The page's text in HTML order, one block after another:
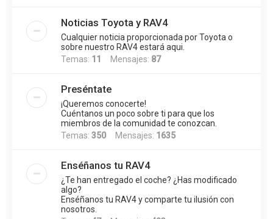
Noticias Toyota y RAV4
Cualquier noticia proporcionada por Toyota o
sobre nuestro RAV4 estará aqui.
Temas: 11 Mensajes: 87
Preséntate
¡Queremos conocerte!
Cuéntanos un poco sobre ti para que los
miembros de la comunidad te conozcan.
Temas: 350 Mensajes: 1635
Enséñanos tu RAV4
¿Te han entregado el coche? ¿Has modificado
algo?
Enséñanos tu RAV4 y comparte tu ilusión con
nosotros.